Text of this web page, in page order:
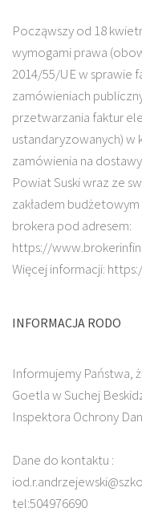
Począwszy od 18
wymogami prawa
2014/55/UE w sprawie
zamówieniach
przetwarzania faktur
ustandaryzowanych) w
zamówienia na
Powiat Suski wraz ze
zakładem
brokera pod adresem:
https://
Więcej informacji:
INFORMACJA RODO
Informujemy Państwa,
Goetla w Suchej
Inspektora Ochrony
Dane do kontaktu :
tel:504976690